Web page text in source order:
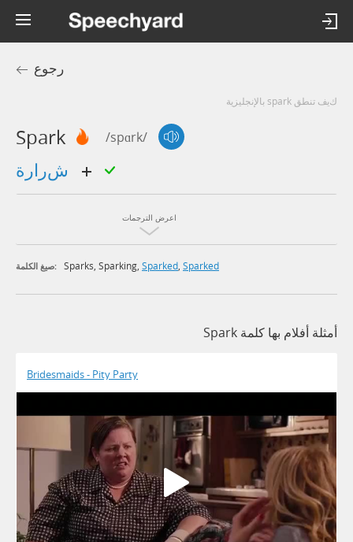
رجوع
كيف تنطق spark بالإنجليزية
Spark /spɑrk/
اعرض الترجمات
صيغ الكلمة: Sparks, Sparking, Sparked, Sparked
أمثلة أفلام بها كلمة Spark
Bridesmaids - Pity Party